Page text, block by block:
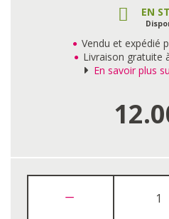
EN
Vendu et expédié
Livraison gratuite
En savoir plus